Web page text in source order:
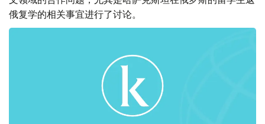
俄复学的相关事宜进行了讨论。